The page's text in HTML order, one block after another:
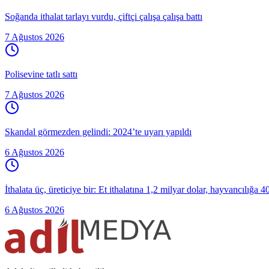
Soğanda ithalat tarlayı vurdu, çiftçi çalışa çalışa battı
7 Ağustos 2026
Polisevine tatlı sattı
7 Ağustos 2026
Skandal görmezden gelindi: 2024’te uyarı yapıldı
6 Ağustos 2026
İthalata üç, üreticiye bir: Et ithalatına 1,2 milyar dolar, hayvancılığa
6 Ağustos 2026